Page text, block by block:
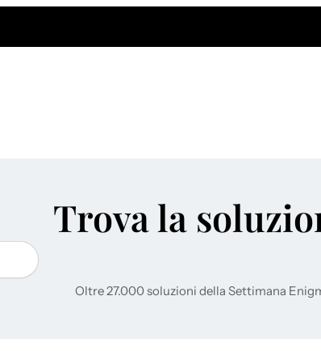
Trova la
Oltre 27.000 soluzioni della Settimana